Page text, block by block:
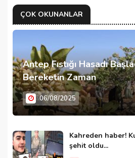
ÇOK OKUNANLAR
Antep Fıstığı Hasadı
Bereketin Zaman
06/08/2025
Kahreden haber!
şehit oldu...